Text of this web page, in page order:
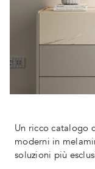
Un ricco catalogo
moderni in
soluzioni più